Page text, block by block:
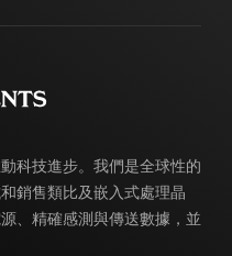
科技進步。我們是全球性的
銷售類比及嵌入式處理晶
、精確感測與傳送數據，並